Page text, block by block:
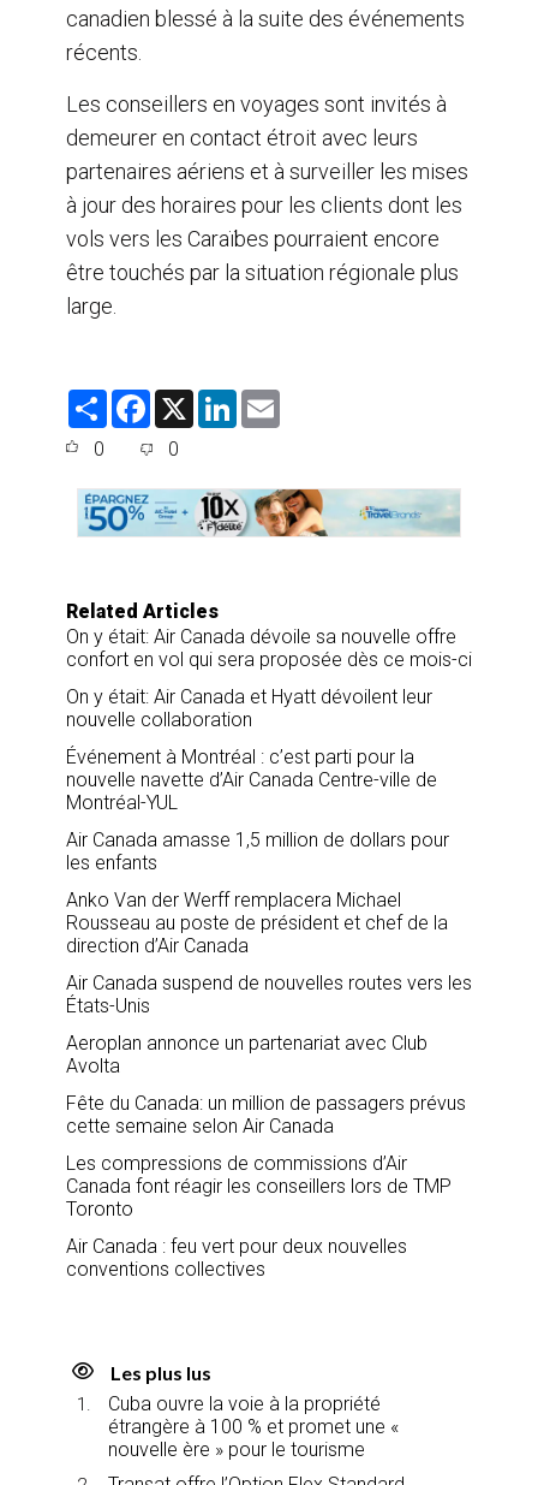
canadien blessé à la suite des événements
récents.
Les conseillers en voyages sont invités à
demeurer en contact étroit avec leurs
partenaires aériens et à surveiller les mises
à jour des horaires pour les clients dont les
vols vers les Caraïbes pourraient encore
être touchés par la situation régionale plus
large.
S
F
e
o
o
k
X
L
d
I
n
0 0
Related Articles
On y était: Air Canada dévoile sa nouvelle offre
confort en vol qui sera proposée dès ce mois-ci
On y était: Air Canada et Hyatt dévoilent leur
nouvelle collaboration
Événement à Montréal : c’est parti pour la
nouvelle navette d’Air Canada Centre-ville de
Montréal-YUL
Air Canada amasse 1,5 million de dollars pour
les enfants
Anko Van der Werff remplacera Michael
Rousseau au poste de président et chef de la
direction d’Air Canada
Air Canada suspend de nouvelles routes vers les
États-Unis
Aeroplan annonce un partenariat avec Club
Avolta
Fête du Canada: un million de passagers prévus
cette semaine selon Air Canada
Les compressions de commissions d’Air
Canada font réagir les conseillers lors de TMP
Toronto
Air Canada : feu vert pour deux nouvelles
conventions collectives
Les plus lus
Cuba ouvre la voie à la propriété
étrangère à 100 % et promet une «
nouvelle ère » pour le tourisme